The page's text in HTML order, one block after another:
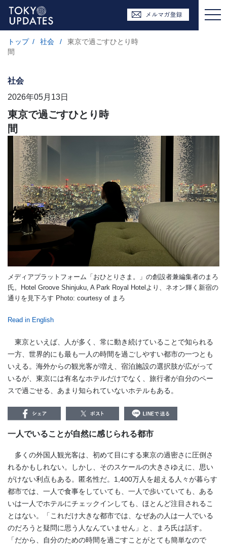
トップ / 社会 /
東京で過ごすひとり時
間
社会
2026年05月13日
東京で過ごすひとり時
間
メディアプラットフォーム「おひとりさま。」の創設者兼編集者のまろ
氏。Hotel Groove Shinjuku, A Park Royal Hotelより、ネオン輝く新宿の
通りを見下ろす Photo: courtesy of まろ
Read in English
東京といえば、人が多く、常に動き続けていることで知られる
一方、世界的にも最も一人の時間を過ごしやすい都市の一つとも
いえる。海外からの観光客が増え、宿泊施設の選択肢が広がって
いるが、東京には有名なホテルだけでなく、旅行者が自分のペー
スで過ごせる、あまり知られていないホテルもある。
一人でいることが自然に感じられる都市
多くの外国人観光客は、初めて目にする東京の過密さに圧倒さ
れるかもしれない。しかし、そのスケールの大きさゆえに、思い
がけない利点もある。匿名性だ。1,400万人を超える人々が暮らす
都市では、一人で食事をしていても、一人で歩いていても、ある
いは一人でホテルにチェックインしても、ほとんど注目されるこ
とはない。「これだけ大きな都市では、なぜあの人は一人でいる
のだろうと疑問に思う人なんていません」と、まろ氏は話す。
「だから、自分のための時間を過ごすことがとても簡単なので